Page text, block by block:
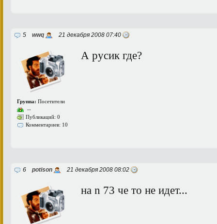
5 wwq 21 декабря 2008 07:40
Группа: Посетители
--
Публикаций: 0
Комментариев: 10
А русик где?
6 potison 21 декабря 2008 08:02
на n 73 че то не идет...